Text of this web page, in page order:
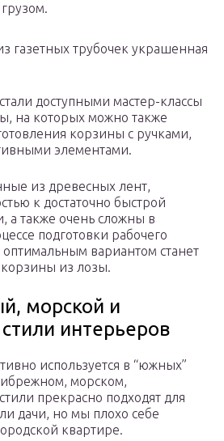
газетных трубочек украшенная
доступными мастер-классы
на которых можно также
корзины с ручками,
элементами.
из древесных лент,
к достаточно быстрой
а также очень сложны в
подготовки рабочего
вариантом станет
из лозы.
морской и
интерьеров
используется в “южных”
морском,
прекрасно подходят для
дачи, но мы плохо себе
квартире.